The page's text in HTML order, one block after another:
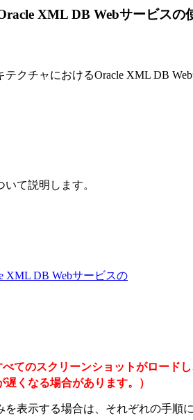
XML DB Webサービスの
クチャにおけるOracle XML DB
て説明します。
XML DB Webサービスの
べてのスクリーンショットがロード
くなる場合があります。）
表示する場合は、それぞれの手